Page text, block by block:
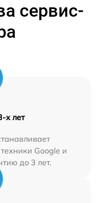
сервис-
х лет
Google и
до 3 лет.